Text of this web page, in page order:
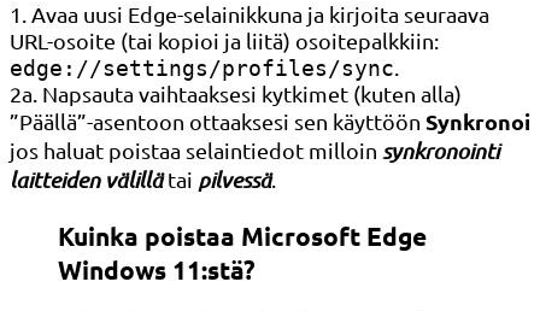
1. Avaa uusi Edge-selainikkuna ja kirjoita seuraava
URL-osoite (tai kopioi ja liitä) osoitepalkkiin:
edge://settings/profiles/sync
2a. Napsauta vaihtaaksesi kytkimet (kuten alla)
”Päällä”-asentoon ottaaksesi sen käyttöön Synkronoi
jos haluat poistaa selaintiedot milloin synkronointi
laitteiden välillätai pilvessä.
Kuinka poistaa Microsoft Edge
Windows 11:stä?